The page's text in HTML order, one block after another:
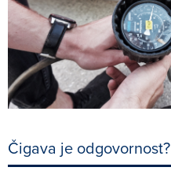
Čigava je odgovornost?